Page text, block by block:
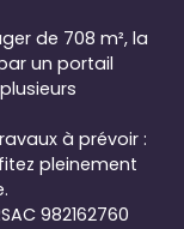
de 708 m², la
un portail
à prévoir :
pleinement
982162760